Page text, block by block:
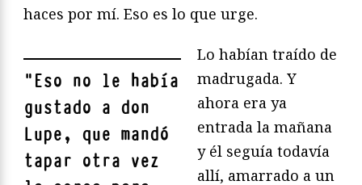
haces por mí. Eso es lo que urge.
"Eso no le había
gustado a don
Lupe, que mandó
tapar otra vez
Lo habían traído de
madrugada. Y
ahora era ya
entrada la mañana
y él seguía todavía
allí, amarrado a un